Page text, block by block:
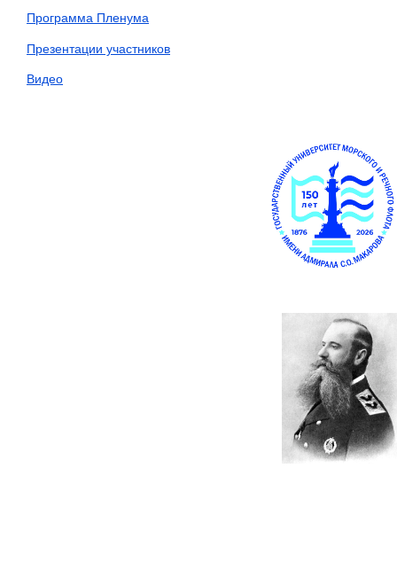
Программа Пленума
Презентации участников
Видео